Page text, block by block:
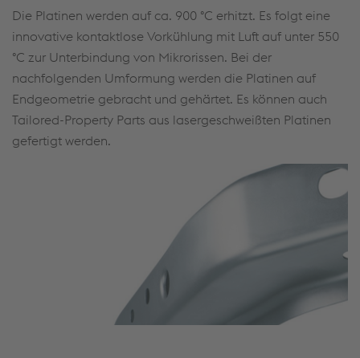
Die Platinen werden auf ca. 900 °C erhitzt. Es folgt eine
innovative kontaktlose Vorkühlung mit Luft auf unter 550
°C zur Unterbindung von Mikrorissen. Bei der
nachfolgenden Umformung werden die Platinen auf
Endgeometrie gebracht und gehärtet. Es können auch
Tailored-Property Parts aus lasergeschweißten Platinen
gefertigt werden.